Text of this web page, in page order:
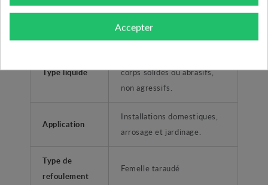
Diamètre de
Type liquide
corps solides ou abrasifs,
non agressifs.
Application
Installations domestiques,
arrosage et jardinage.
Type de
refoulement
Femelle taraudé
Accepter